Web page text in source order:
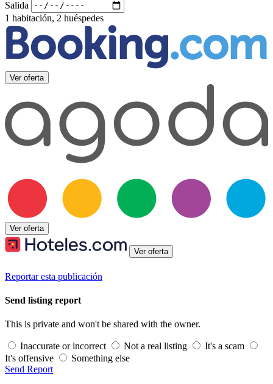
Salida
1 habitación, 2 huéspedes
Ver oferta
Ver oferta
Ver oferta
Reportar esta publicación
Send listing report
This is private and won't be shared with the owner.
Inaccurate or incorrect Not a real listing
It's a scam
It's offensive
Something else
Send Report